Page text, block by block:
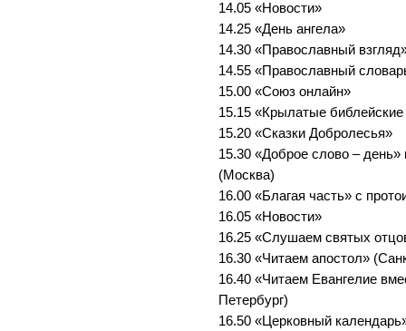
14.05 «Новости»
14.25 «День ангела»
14.30 «Православный
14.55 «Православный
15.00 «Союз онлайн»
15.15 «Крылатые
15.20 «Сказки Добролесья»
15.30 «Доброе слово –
(Москва)
16.00 «Благая часть» с
16.05 «Новости»
16.25 «Слушаем святых
16.30 «Читаем апостол»
16.40 «Читаем Евангелие
Петербург)
16.50 «Церковный